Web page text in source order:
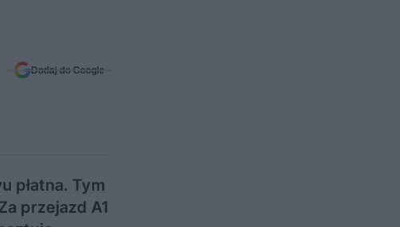
Dodaj do Google
płatna. Tym
przejazd A1